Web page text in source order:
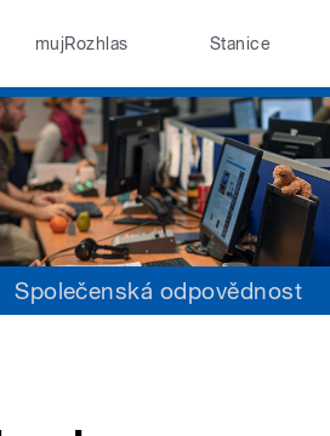
mujRozhlas Stanice
Společenská odpovědnost